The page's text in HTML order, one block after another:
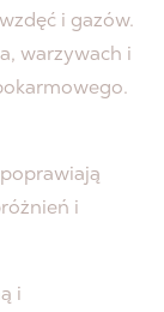
i gazów.
warzywach i
i
i